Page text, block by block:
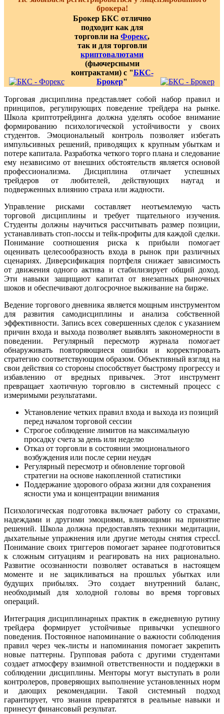
брокера!
Брокер БКС отлично
подходит как для
торговли на Форекс,
так и для торговли
криптовалютами
(фьючерсными
контрактами) с "БКС-
Брокер"
Торговая дисциплина представляет собой набор правил и
принципов, регулирующих поведение трейдера на рынке.
Школа криптотрейдинга должна уделять особое внимание
формированию психологической устойчивости у своих
студентов. Эмоциональный контроль позволяет избегать
импульсивных решений, приводящих к крупным убыткам и
потере капитала. Разработка четкого торго плана и следование
ему независимо от внешних обстоятельств является основой
профессионализма. Дисциплина отличает успешных
трейдеров от любителей, действующих наугад и
подверженных влиянию страха или жадности.
Управление рисками составляет неотъемлемую часть
торговой дисциплины и требует тщательного изучения.
Студенты должны научиться рассчитывать размер позиции,
устанавливать стоп-лоссы и тейк-профиты для каждой сделки.
Понимание соотношения риска к прибыли помогает
оценивать целесообразность входа в рынок при различных
сценариях. Диверсификация портфеля снижает зависимость
от движения одного актива и стабилизирует общий доход.
Эти навыки защищают капитал от внезапных рыночных
шоков и обеспечивают долгосрочное выживание на бирже.
Ведение торгового дневника является мощным инструментом
для развития самодисциплины и анализа собственной
эффективности. Запись всех совершенных сделок с указанием
причин входа и выхода позволяет выявлять закономерности в
поведении. Регулярный пересмотр журнала помогает
обнаруживать повторяющиеся ошибки и корректировать
стратегию соответствующим образом. Объективный взгляд на
свои действия со стороны способствует быстрому прогрессу и
избавлению от вредных привычек. Этот инструмент
превращает хаотичную торговлю в системный процесс с
измеримыми результатами.
Установление четких правил входа и выхода из позиций
перед началом торговой сессии
Строгое соблюдение лимитов на максимальную
просадку счета за день или неделю
Отказ от торговли в состоянии эмоционального
возбуждения или после серии неудач
Регулярный пересмотр и обновление торговой
стратегии на основе накопленной статистики
Поддержание здорового образа жизни для сохранения
ясности ума и концентрации внимания
Психологическая подготовка включает работу со страхами,
надеждами и другими эмоциями, влияющими на принятие
решений. Школа должна предоставлять техники медитации,
дыхательные упражнения или другие методы снятия стрессا.
Понимание своих триггеров помогает заранее подготовиться
к сложным ситуациям и реагировать на них рационально.
Развитие осознанности позволяет оставаться в настоящем
моменте и не зацикливаться на прошлых убытках или
будущих прибылях. Это создает внутренний баланс,
необходимый для холодной головы во время торговых
операций.
Интеграция дисциплинарных практик в ежедневную рутину
трейдера формирует устойчивые привычки успешного
поведения. Постоянное напоминание о важности соблюдения
правил через чек-листы и напоминания помогает закрепить
новые паттерны. Групповая работа с другими студентами
создает атмосферу взаимной ответственности и поддержки в
соблюдении дисциплины. Менторы могут выступать в роли
контролеров, проверяющих выполнение установленных норм
и дающих рекомендации. Такой системный подход
гарантирует, что знания превратятся в реальные навыки и
принесут финансовый результат.